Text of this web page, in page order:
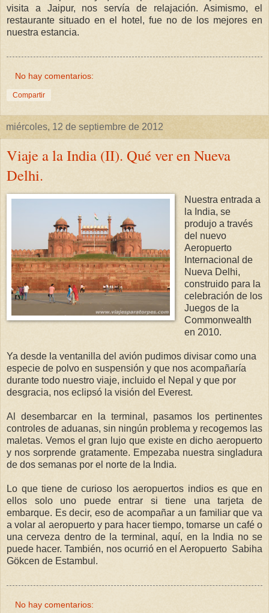
visita a Jaipur, nos servía de relajación. Asimismo, el
restaurante situado en el hotel, fue no de los mejores en
nuestra estancia.
No hay comentarios:
Compartir
miércoles, 12 de septiembre de 2012
Viaje a la India (II). Qué ver en Nueva
Delhi.
Nuestra entrada a
la India, se
produjo a través
del nuevo
Aeropuerto
Internacional de
Nueva Delhi,
construido para la
celebración de los
Juegos de la
Commonwealth
en 2010.
Ya desde la ventanilla del avión pudimos divisar como una
especie de polvo en suspensión y que nos acompañaría
durante todo nuestro viaje, incluido el Nepal y que por
desgracia, nos eclipsó la visión del Everest.
Al desembarcar en la terminal, pasamos los pertinentes
controles de aduanas, sin ningún problema y recogemos las
maletas. Vemos el gran lujo que existe en dicho aeropuerto
y nos sorprende gratamente. Empezaba nuestra singladura
de dos semanas por el norte de la India.
Lo que tiene de curioso los aeropuertos indios es que en
ellos solo uno puede entrar si tiene una tarjeta de
embarque. Es decir, eso de acompañar a un familiar que va
a volar al aeropuerto y para hacer tiempo, tomarse un café o
una cerveza dentro de la terminal, aquí, en la India no se
puede hacer. También, nos ocurrió en el Aeropuerto Sabiha
Gökcen de Estambul.
No hay comentarios: